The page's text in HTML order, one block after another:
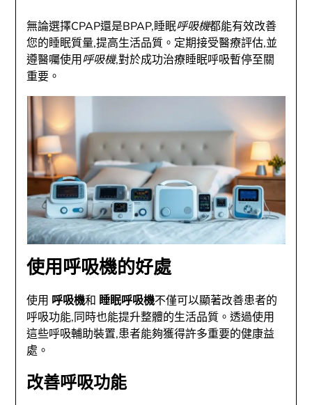
無論選擇CPAP還是BPAP,睡眠呼吸機都能有效改善
您的睡眠質量,提高生活品質。定期接受醫療評估,並
遵醫囑使用呼吸機,對於成功治療睡眠呼吸暫停至關
重要。
使用呼吸機的好處
使用 呼吸機和 睡眠呼吸機不僅可以顯著改善患者的
呼吸功能,同時也能提升整體的生活品質。透過使用
這些呼吸輔助裝置,患者能夠獲得許多重要的健康益
處。
改善呼吸功能